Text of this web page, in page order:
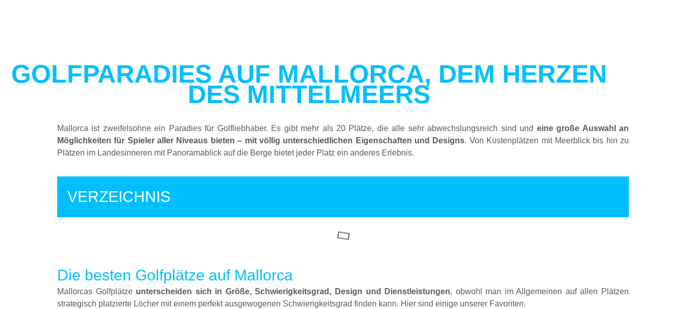
GOLFPARADIES AUF MALLORCA, DEM HERZEN
DES MITTELMEERS
Mallorca ist zweifelsohne ein Paradies für Golfliebhaber. Es gibt mehr als 20 Plätze, die alle sehr abwechslungsreich sind und eine große Auswahl an
Möglichkeiten für Spieler aller Niveaus bieten – mit völlig unterschiedlichen Eigenschaften und Designs. Von Küstenplätzen mit Meerblick bis hin zu
Plätzen im Landesinneren mit Panoramablick auf die Berge bietet jeder Platz ein anderes Erlebnis.
VERZEICHNIS
Die besten Golfplätze auf Mallorca
Mallorcas Golfplätzeunterscheiden sich in Größe, Schwierigkeitsgrad, Design und Dienstleistungen, obwohl man im Allgemeinen auf allen Plätzen
strategisch platzierte Löcher mit einem perfekt ausgewogenen Schwierigkeitsgrad finden kann. Hier sind einige unserer Favoriten.